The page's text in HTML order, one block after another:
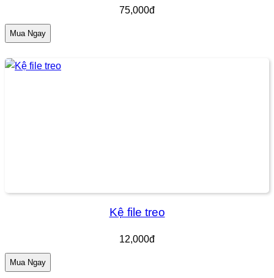
75,000đ
Mua Ngay
Kệ file treo
12,000đ
Mua Ngay